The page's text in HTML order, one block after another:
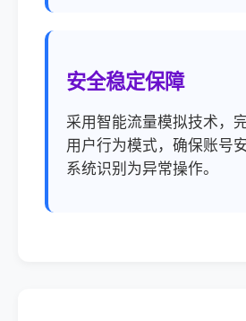
安全稳定保障
采用智能流量模拟技术，
用户行为模式，确保账号
系统识别为异常操作。